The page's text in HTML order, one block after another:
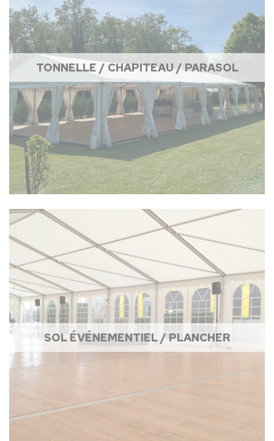
TONNELLE / CHAPITEAU / PARASOL
SOL ÉVÉNEMENTIEL / PLANCHER